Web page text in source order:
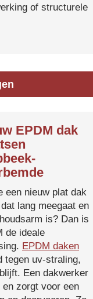
of structurele
EPDM dak
een nieuw plat dak
lang meegaat en
is? Dan is
de ideale
EPDM daken
tegen uv-straling,
Een dakwerker
zorgt voor een